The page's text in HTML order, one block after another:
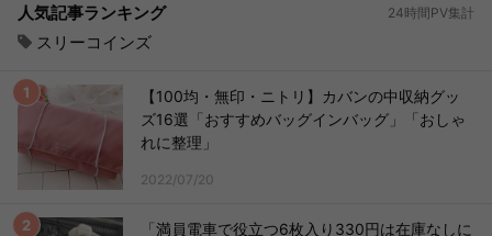
人気記事ランキング 24時間PV集計
スリーコインズ
【100均・無印・ニトリ】カバンの中収納グッ
ズ16選「おすすめバッグインバッグ」「おしゃ
れに整理」
2022/07/20
「満員電車で役立つ6枚入り330円は在庫なしに